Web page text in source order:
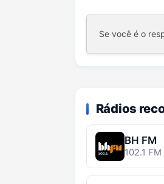
Se você é o
Rádios
BH FM
102.1